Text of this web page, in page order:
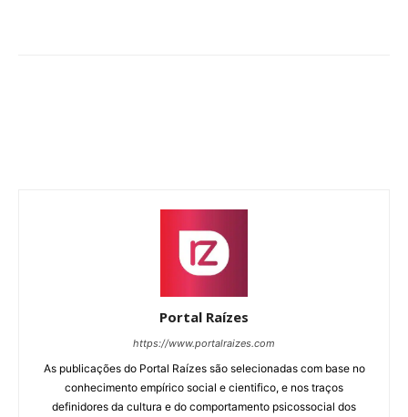
Portal Raízes
https://www.portalraizes.com
As publicações do Portal Raízes são selecionadas com base no
conhecimento empírico social e cientifico, e nos traços
definidores da cultura e do comportamento psicossocial dos